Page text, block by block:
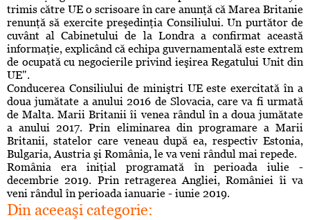
trimis către UE o scrisoare în care anunţă că Marea Britanie
renunţă să exercite preşedinţia Consiliului. Un purtător de
cuvânt al Cabinetului de la Londra a confirmat această
informaţie, explicând că echipa guvernamentală este extrem
de ocupată cu negocierile privind ieşirea Regatului Unit din
UE".
Conducerea Consiliului de miniştri UE este exercitată în a
doua jumătate a anului 2016 de Slovacia, care va fi urmată
de Malta. Marii Britanii îi venea rândul în a doua jumătate
a anului 2017. Prin eliminarea din programare a Marii
Britanii, statelor care veneau după ea, respectiv Estonia,
Bulgaria, Austria şi România, le va veni rândul mai repede.
România era iniţial programată în perioada iulie -
decembrie 2019. Prin retragerea Angliei, României îi va
veni rândul în perioada ianuarie - iunie 2019.
Din aceeaşi categorie: